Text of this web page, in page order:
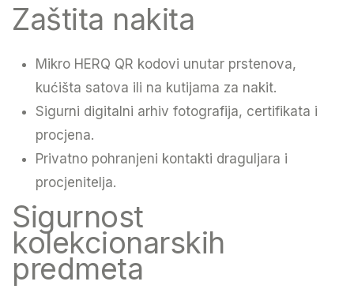
Zaštita nakita
Mikro HERQ QR kodovi unutar prstenova,
kućišta satova ili na kutijama za nakit.
Sigurni digitalni arhiv fotografija, certifikata i
procjena.
Privatno pohranjeni kontakti draguljara i
procjenitelja.
Sigurnost
kolekcionarskih
predmeta